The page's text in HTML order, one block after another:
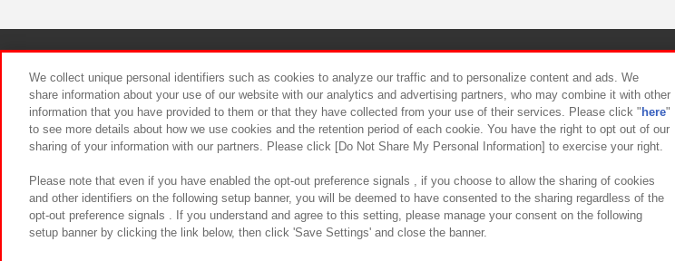
食品のご提供について カスタマーハラスメント対応方針
We collect unique personal identifiers such as cookies to analyze our traffic and to personalize content and ads. We
share information about your use of our website with our analytics and advertising partners, who may combine it with other
information that you have provided to them or that they have collected from your use of their services. Please click " here"
to see more details about how we use cookies and the retention period of each cookie. You have the right to opt out of our
sharing of your information with our partners. Please click [Do Not Share My Personal Information] to exercise your right.
Please note that even if you have enabled the opt-out preference signals , if you choose to allow the sharing of cookies
and other identifiers on the following setup banner, you will be deemed to have consented to the sharing regardless of the
opt-out preference signals . If you understand and agree to this setting, please manage your consent on the following
setup banner by clicking the link below, then click 'Save Settings' and close the banner.